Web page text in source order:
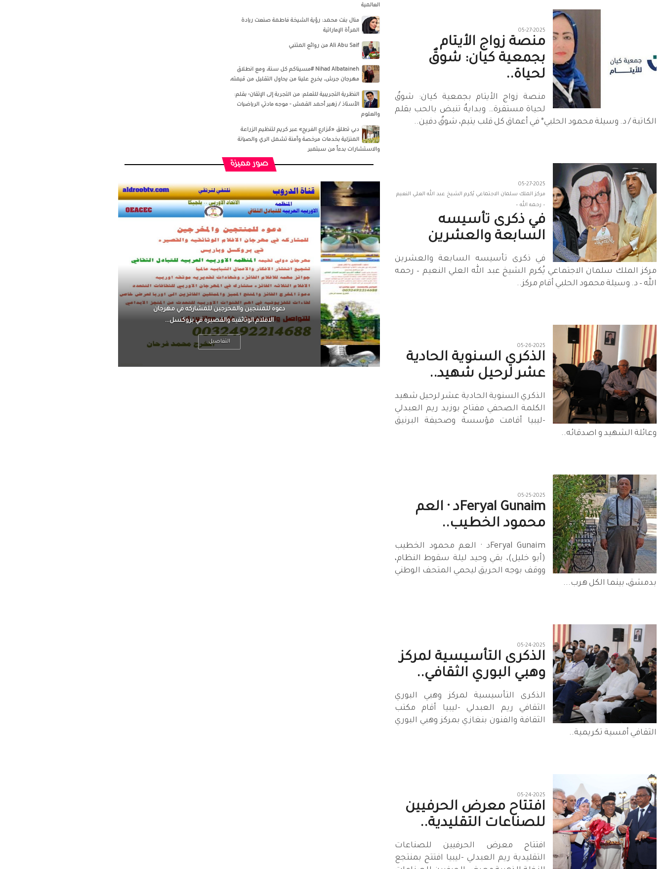
05-27-2025
منصة زواج الأيتام
بجمعية كيان: شوقٌ
لحياة..
منصة زواج الأيتام بجمعية كيان: شوقٌ
لحياة مستقرة… وبدايةٌ تنبض بالحب بقلم
الكاتبة / د. وسيلة محمود الحلبي* في أعماق كل قلب يتيم، شوقٌ دفين..
05-27-2025
مركز الملك سلمان الاجتماعي يُكرم الشيخ عبد الله العلي النعيم
– رحمه الله –
في ذكرى تأسيسه
السابعة والعشرين
في ذكرى تأسيسه السابعة والعشرين
مركز الملك سلمان الاجتماعي يُكرم الشيخ عبد الله العلي النعيم – رحمه
الله – د. وسيلة محمود الحلبي أقام مركز..
05-26-2025
الذكري السنوية الحادية
عشر لرحيل شهيد..
الذكري السنوية الحادية عشر لرحيل شهيد
الكلمة الصحفي مفتاح بوزيد ريم العبدلي
-ليبيا أقامت مؤسسة وصحيفة البرنيق
وعائلة الشهيد و اصدقائه..
05-25-2025
Feryal Gunaimد · العم
محمود الخطيب..
Feryal Gunaimد · العم محمود الخطيب
(أبو خليل)، بقي وحيد ليلة سقوط النظام،
ووقف بوجه الحريق ليحمي المتحف الوطني
بدمشق، بينما الكل هرب...
05-24-2025
الذكرى التأسيسية لمركز
وهبي البوري الثقافي..
الذكرى التأسيسية لمركز وهبي البوري
الثقافي ريم العبدلي -ليبيا أقام مكتب
الثقافة والفنون بنغازي بمركز وهبي البوري
الثقافي أمسية تكريمية..
05-24-2025
افتتاح معرض الحرفيين
للصناعات التقليدية..
افتتاح معرض الحرفيين للصناعات
التقليدية ريم العبدلي -ليبيا افتتح بمنتجع
العالمية
منال بنت محمد: رؤية الشيخة فاطمة صنعت ريادة
المرأة الإماراتية
Ali Abu Saif من روائع المتنبي
Nihad Albataineh #مسيناكم كل سنة، ومع انطلاق
مهرجان جرش، يخرج علينا من يحاول التقليل من قيمته،
النظرية التجريبية للتعلم: من التجربة إلى الإتقان- بقلم:
الأستاذ / زهير أحمد القمش - موجه مادتي الرياضيات
والعلوم
دبي تطلق «مُزارع الفريج» عبر كريم لتنظيم الزراعة
المنزلية بخدمات مرخصة وآمنة تشمل الري والصيانة
والاستشارات بدءاً من سبتمبر
صور مميزة
الرجل العظيم يكون مطمئناً ، يتحرر من القلق ،
بينما الرجل ضيق الأفق فعادة ما يكون متوتراً
التفاصيل